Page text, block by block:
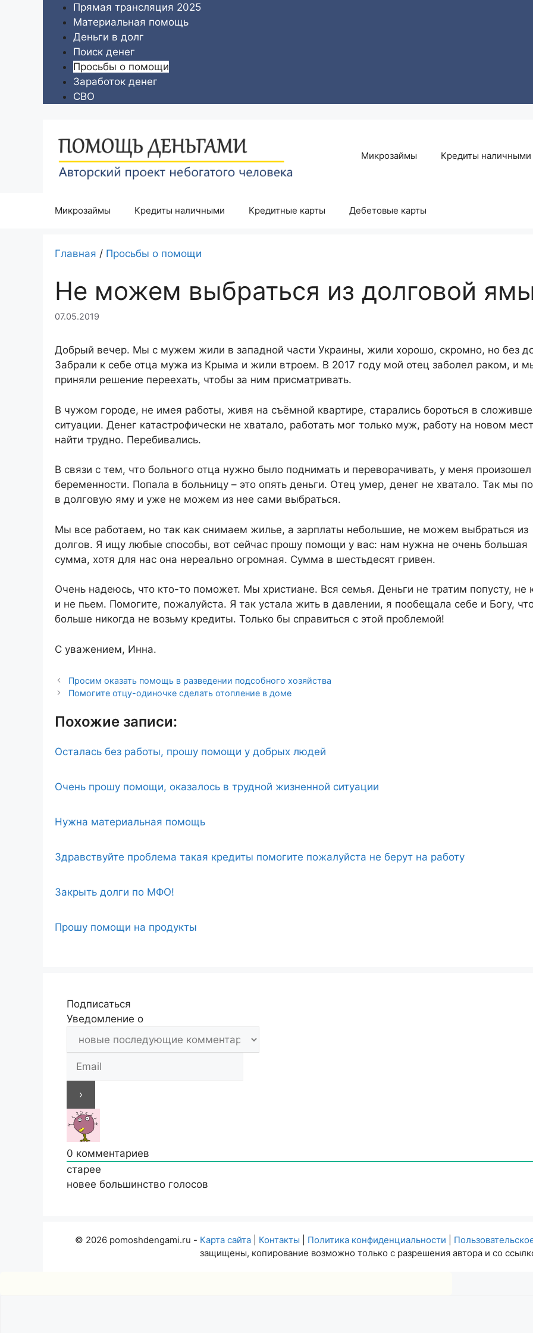
содержимому
Прямая трансляция 2025
Материальная помощь
Деньги в долг
Поиск денег
Просьбы о помощи
Заработок денег
СВО
Микрозаймы Кредиты наличными
Микрозаймы Кредиты наличными Кредитные карты Дебетовые карты
Главная / Просьбы о помощи
Не можем выбраться из долговой
07.05.2019
Добрый вечер. Мы с мужем жили в западной части Украины, жили хорошо, скромно, но без
Забрали к себе отца мужа из Крыма и жили втроем. В 2017 году мой отец заболел раком, и
приняли решение переехать, чтобы за ним присматривать.
В чужом городе, не имея работы, живя на съёмной квартире, старались бороться в
ситуации. Денег катастрофически не хватало, работать мог только муж, работу на новом
найти трудно. Перебивались.
В связи с тем, что больного отца нужно было поднимать и переворачивать, у меня
беременности. Попала в больницу – это опять деньги. Отец умер, денег не хватало. Так мы
в долговую яму и уже не можем из нее сами выбраться.
Мы все работаем, но так как снимаем жилье, а зарплаты небольшие, не можем выбраться из
долгов. Я ищу любые способы, вот сейчас прошу помощи у вас: нам нужна не очень большая
сумма, хотя для нас она нереально огромная. Сумма в шестьдесят гривен.
Очень надеюсь, что кто-то поможет. Мы христиане. Вся семья. Деньги не тратим попусту, не
и не пьем. Помогите, пожалуйста. Я так устала жить в давлении, я пообещала себе и Богу,
больше никогда не возьму кредиты. Только бы справиться с этой проблемой!
С уважением, Инна.
Просим оказать помощь в разведении подсобного хозяйства
Помогите отцу-одиночке сделать отопление в доме
Похожие записи:
Осталась без работы, прошу помощи у добрых людей
Очень прошу помощи, оказалось в трудной жизненной ситуации
Нужна материальная помощь
Здравствуйте проблема такая кредиты помогите пожалуйста не берут на работу
Закрыть долги по МФО!
Прошу помощи на продукты
Подписаться
Уведомление о
0 комментариев
старее
новее большинство голосов
© 2026 pomoshdengami.ru - Карта сайта Контакты Политика конфиденциальности
защищены, копирование возможно только с разрешения автора и со